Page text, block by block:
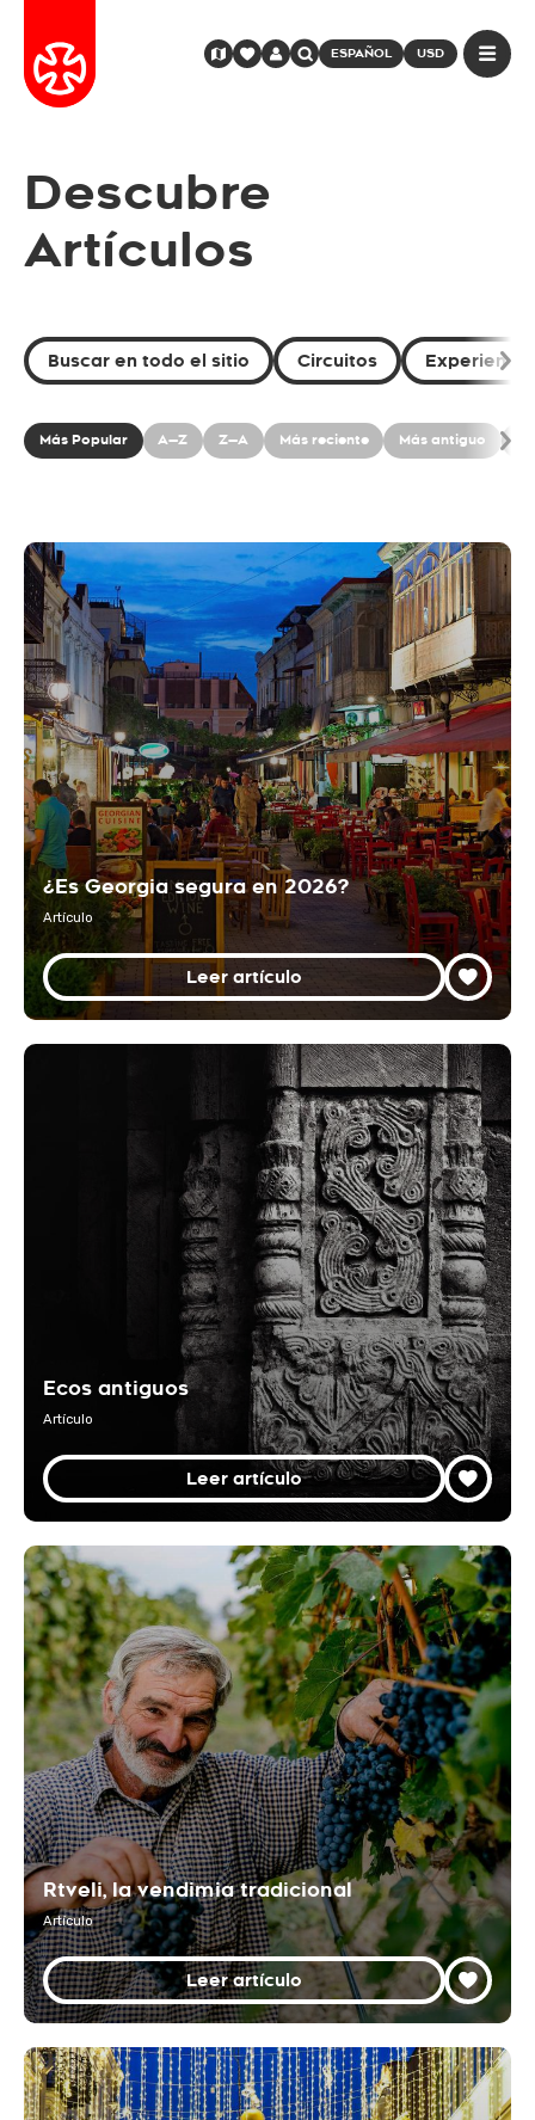
ESPAÑOL USD
Descubre
Artículos
Buscar en todo el sitio Circuitos
Más Popular A—Z Z—A Más reciente Más antiguo
¿Es Georgia segura en 2026?
Artículo
Leer artículo
Ecos antiguos
Artículo
Leer artículo
Rtveli, la vendimia tradicional
Artículo
Leer artículo